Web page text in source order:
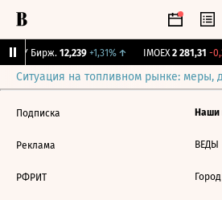
CNY Бирж. 12,239 +1,31%↑ IMOEX 2 281,31 -
Ситуация на топливном рынке: меры,
Подписка
Реклама
РФРИТ
Наши
ВЕДЫ
Город